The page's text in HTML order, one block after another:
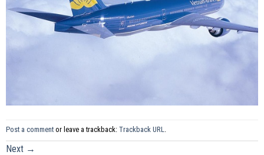
Post a comment or leave a trackback: Trackback URL.
Next →